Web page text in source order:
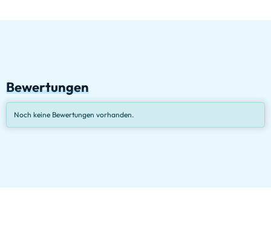
Bewertungen
Noch keine Bewertungen vorhanden.